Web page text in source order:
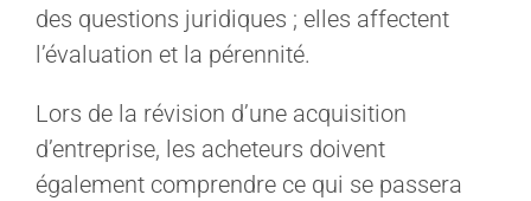
des questions juridiques ; elles affectent
l’évaluation et la pérennité.
Lors de la révision d’une acquisition
d’entreprise, les acheteurs doivent
également comprendre ce qui se passera